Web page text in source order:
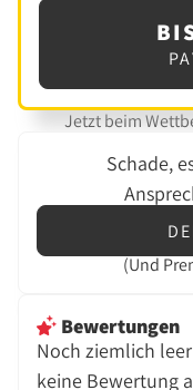
Jetzt beim
Schade,
(Und
Bewertungen
Noch ziemlich
keine Bewertung